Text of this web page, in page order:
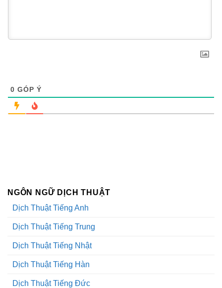
0 GÓP Ý
NGÔN NGỮ DỊCH THUẬT
Dịch Thuật Tiếng Anh
Dịch Thuật Tiếng Trung
Dịch Thuật Tiếng Nhật
Dịch Thuật Tiếng Hàn
Dịch Thuật Tiếng Đức